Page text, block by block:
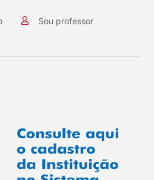
Sou professor